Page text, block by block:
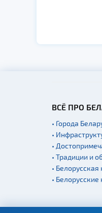
ВСЁ ПРО
• Города
•
•
• Традиции и
• Белорусская
•